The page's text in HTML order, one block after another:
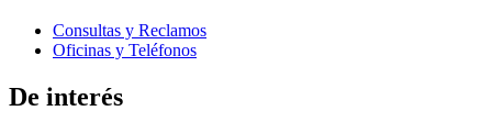
Consultas y Reclamos
Oficinas y Teléfonos
De interés